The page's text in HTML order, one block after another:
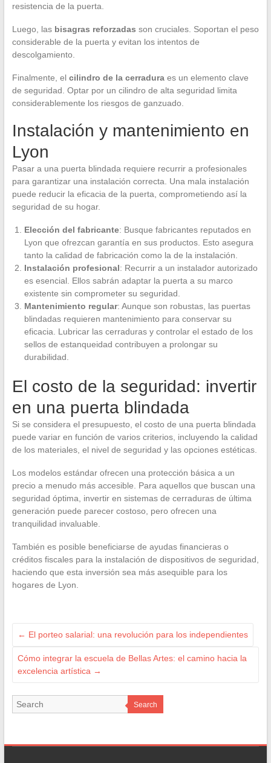
resistencia de la puerta.
Luego, las bisagras reforzadas son cruciales. Soportan el peso
considerable de la puerta y evitan los intentos de
descolgamiento.
Finalmente, el cilindro de la cerraduraes un elemento clave
de seguridad. Optar por un cilindro de alta seguridad limita
considerablemente los riesgos de ganzuado.
Instalación y mantenimiento en
Lyon
Pasar a una puerta blindada requiere recurrir a profesionales
para garantizar una instalación correcta. Una mala instalación
puede reducir la eficacia de la puerta, comprometiendo así la
seguridad de su hogar.
Elección del fabricante: Busque fabricantes reputados en
Lyon que ofrezcan garantía en sus productos. Esto asegura
tanto la calidad de fabricación como la de la instalación.
Instalación profesional: Recurrir a un instalador autorizado
es esencial. Ellos sabrán adaptar la puerta a su marco
existente sin comprometer su seguridad.
Mantenimiento regular: Aunque son robustas, las puertas
blindadas requieren mantenimiento para conservar su
eficacia. Lubricar las cerraduras y controlar el estado de los
sellos de estanqueidad contribuyen a prolongar su
durabilidad.
El costo de la seguridad: invertir
en una puerta blindada
Si se considera el presupuesto, el costo de una puerta blindada
puede variar en función de varios criterios, incluyendo la calidad
de los materiales, el nivel de seguridad y las opciones estéticas.
Los modelos estándar ofrecen una protección básica a un
precio a menudo más accesible. Para aquellos que buscan una
seguridad óptima, invertir en sistemas de cerraduras de última
generación puede parecer costoso, pero ofrecen una
tranquilidad invaluable.
También es posible beneficiarse de ayudas financieras o
créditos fiscales para la instalación de dispositivos de seguridad,
haciendo que esta inversión sea más asequible para los
hogares de Lyon.
← El porteo salarial: una revolución para los independientes
Cómo integrar la escuela de Bellas Artes: el camino hacia la
excelencia artística →
Search